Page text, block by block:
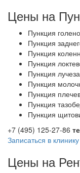
Цены на
Пункция
Пункция
Пункция
Пункция
Пункция
Пункция
Пункция
Пункция
Пункция
+7 (495) 125-27-86
Записаться в клинику
Цены на